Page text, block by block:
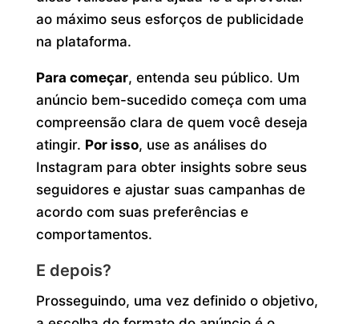
ao máximo seus esforços de publicidade
na plataforma.
Para começar, entenda seu público. Um
anúncio bem-sucedido começa com uma
compreensão clara de quem você deseja
atingir. Por isso, use as análises do
Instagram para obter insights sobre seus
seguidores e ajustar suas campanhas de
acordo com suas preferências e
comportamentos.
E depois?
Prosseguindo, uma vez definido o objetivo,